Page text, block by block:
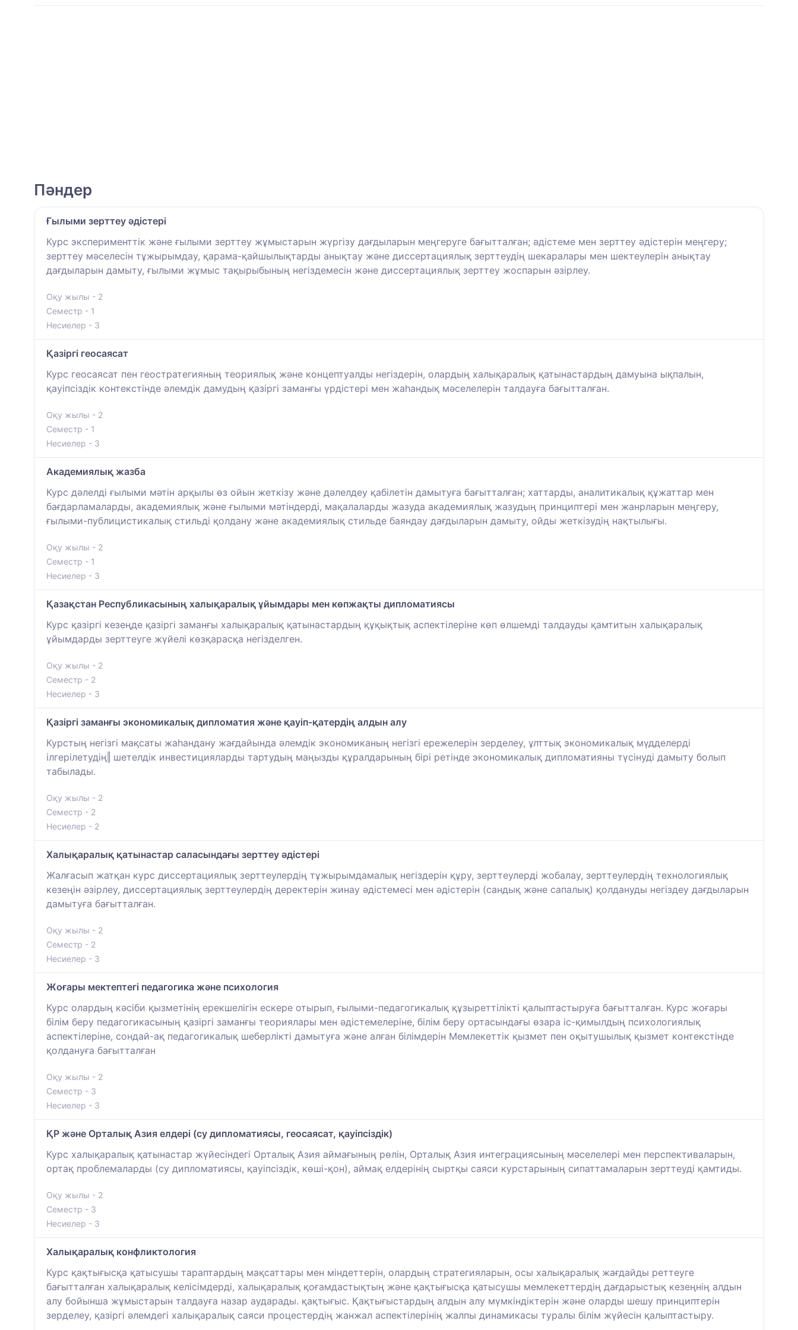
Пәндер
Ғылыми зерттеу әдістері
Курс эксперименттік және ғылыми зерттеу жұмыстарын жүргізу дағдыларын меңгеруге бағытталған; әдістеме мен зерттеу әдістерін меңгеру;
зерттеу мәселесін тұжырымдау, қарама-қайшылықтарды анықтау және диссертациялық зерттеудің шекаралары мен шектеулерін анықтау
дағдыларын дамыту, ғылыми жұмыс тақырыбының негіздемесін және диссертациялық зерттеу жоспарын әзірлеу.
Оқу жылы - 2
Семестр - 1
Несиелер - 3
Қазіргі геосаясат
Курс геосаясат пен геостратегияның теориялық және концептуалды негіздерін, олардың халықаралық қатынастардың дамуына ықпалын,
қауіпсіздік контекстінде әлемдік дамудың қазіргі заманғы үрдістері мен жаһандық мәселелерін талдауға бағытталған.
Оқу жылы - 2
Семестр - 1
Несиелер - 3
Академиялық жазба
Курс дәлелді ғылыми мәтін арқылы өз ойын жеткізу және дәлелдеу қабілетін дамытуға бағытталған; хаттарды, аналитикалық құжаттар мен
бағдарламаларды, академиялық және ғылыми мәтіндерді, мақалаларды жазуда академиялық жазудың принциптері мен жанрларын меңгеру,
ғылыми-публицистикалық стильді қолдану және академиялық стильде баяндау дағдыларын дамыту, ойды жеткізудің нақтылығы.
Оқу жылы - 2
Семестр - 1
Несиелер - 3
Қазақстан Республикасының халықаралық ұйымдары мен көпжақты дипломатиясы
Курс қазiргi кезеңде қазiргi заманғы халықаралық қатынастардың құқықтық аспектiлерiне көп өлшемдi талдауды қамтитын халықаралық
ұйымдарды зерттеуге жүйелi көзқарасқа негiзделген.
Оқу жылы - 2
Семестр - 2
Несиелер - 3
Қазіргі заманғы экономикалық дипломатия және қауіп-қатердің алдын алу
Курстың негізгі мақсаты жаһандану жағдайында әлемдік экономиканың негізгі ережелерін зерделеу, ұлттық экономикалық мүдделерді
ілгерілетудің‖ шетелдік инвестицияларды тартудың маңызды құралдарының бірі ретінде экономикалық дипломатияны түсінуді дамыту болып
табылады.
Оқу жылы - 2
Семестр - 2
Несиелер - 2
Халықаралық қатынастар саласындағы зерттеу әдістері
Жалғасып жатқан курс диссертациялық зерттеулердiң тұжырымдамалық негiздерiн құру, зерттеулердi жобалау, зерттеулердiң технологиялық
кезеңiн әзiрлеу, диссертациялық зерттеулердiң деректерiн жинау әдiстемесi мен әдiстерiн (сандық және сапалық) қолдануды негiздеу дағдыларын
дамытуға бағытталған.
Оқу жылы - 2
Семестр - 2
Несиелер - 3
Жоғары мектептегі педагогика және психология
Курс олардың кәсіби қызметінің ерекшелігін ескере отырып, ғылыми-педагогикалық құзыреттілікті қалыптастыруға бағытталған. Курс жоғары
білім беру педагогикасының қазіргі заманғы теориялары мен әдістемелеріне, білім беру ортасындағы өзара іс-қимылдың психологиялық
аспектілеріне, сондай-ақ педагогикалық шеберлікті дамытуға және алған білімдерін Мемлекеттік қызмет пен оқытушылық қызмет контекстінде
қолдануға бағытталған
Оқу жылы - 2
Семестр - 3
Несиелер - 3
ҚР және Орталық Азия елдері (су дипломатиясы, геосаясат, қауіпсіздік)
Курс халықаралық қатынастар жүйесіндегі Орталық Азия аймағының рөлін, Орталық Азия интеграциясының мәселелері мен перспективаларын,
ортақ проблемаларды (су дипломатиясы, қауіпсіздік, көші-қон), аймақ елдерінің сыртқы саяси курстарының сипаттамаларын зерттеуді қамтиды.
Оқу жылы - 2
Семестр - 3
Несиелер - 3
Халықаралық конфликтология
Курс қақтығысқа қатысушы тараптардың мақсаттары мен міндеттерін, олардың стратегияларын, осы халықаралық жағдайды реттеуге
бағытталған халықаралық келісімдерді, халықаралық қоғамдастықтың және қақтығысқа қатысушы мемлекеттердің дағдарыстық кезеңнің алдын
алу бойынша жұмыстарын талдауға назар аударады. қақтығыс. Қақтығыстардың алдын алу мүмкіндіктерін және оларды шешу принциптерін
зерделеу, қазіргі әлемдегі халықаралық саяси процестердің жанжал аспектілерінің жалпы динамикасы туралы білім жүйесін қалыптастыру.